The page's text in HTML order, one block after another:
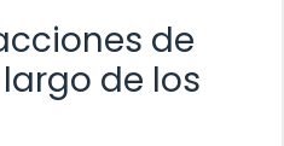
de
largo de los